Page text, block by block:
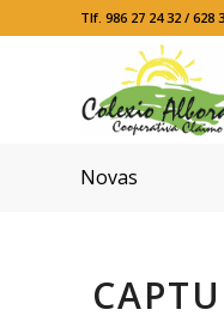
Tlf. 986 27 24 32 / 628
Novas